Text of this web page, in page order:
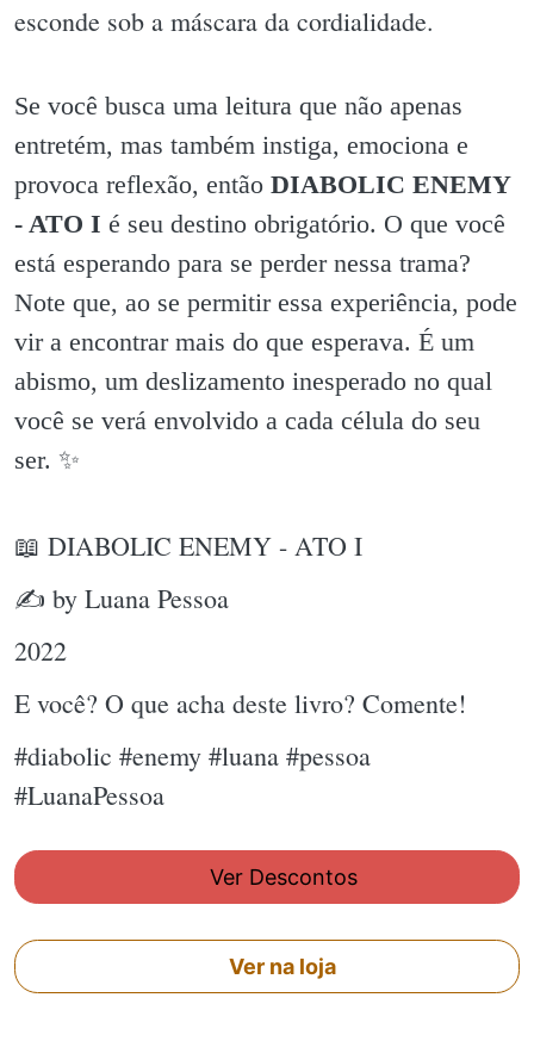
esconde sob a máscara da cordialidade.
Se você busca uma leitura que não apenas
entretém, mas também instiga, emociona e
provoca reflexão, então DIABOLIC ENEMY
- ATO I é seu destino obrigatório. O que você
está esperando para se perder nessa trama?
Note que, ao se permitir essa experiência, pode
vir a encontrar mais do que esperava. É um
abismo, um deslizamento inesperado no qual
você se verá envolvido a cada célula do seu
ser. ✨️
📖 DIABOLIC ENEMY - ATO I
✍ by Luana Pessoa
2022
E você? O que acha deste livro? Comente!
#diabolic #enemy #luana #pessoa
#LuanaPessoa
Ver Descontos
Ver na loja